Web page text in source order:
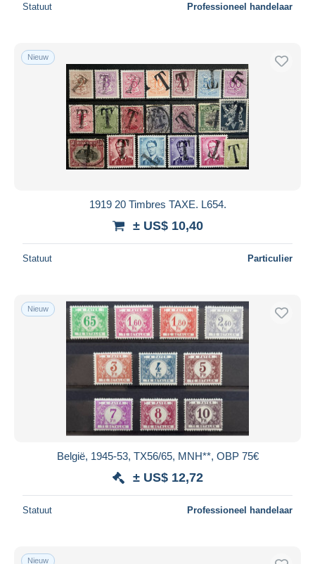
Statuut Professioneel handelaar
Nieuw
1919 20 Timbres TAXE. L654.
± US$ 10,40
Statuut Particulier
Nieuw
België, 1945-53, TX56/65, MNH**, OBP 75€
± US$ 12,72
Statuut Professioneel handelaar
Nieuw